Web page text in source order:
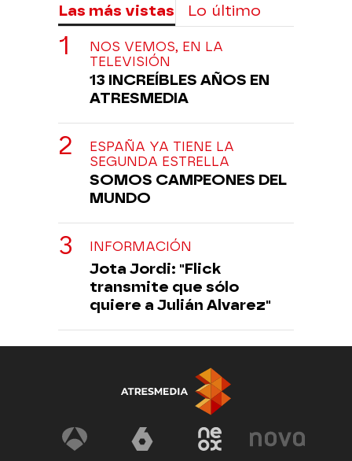
Las más vistas Lo último
NOS VEMOS, EN LA
TELEVISIÓN
13 INCREÍBLES AÑOS EN
ATRESMEDIA
ESPAÑA YA TIENE LA
SEGUNDA ESTRELLA
SOMOS CAMPEONES DEL
MUNDO
INFORMACIÓN
Jota Jordi: "Flick
transmite que sólo
quiere a Julián Alvarez"